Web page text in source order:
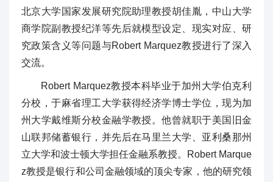
北京大学国家发展研究院助理教授胡佳胤，中山大学
商学院副教授纪洋等先后就模型设定、现实对应、研
究政策含义等问题与Robert Marquez教授进行了深入
交流。
Robert Marquez教授本科毕业于加州大学伯克利
分校，于麻省理工大学获得经济学博士学位，现为加
州大学戴维斯分校金融学教授。他曾就职于美国旧金
山联邦储蓄银行，并先后在马里兰大学、亚利桑那州
立大学和波士顿大学担任金融系教授。Robert Marque
z教授是银行和公司金融领域的顶尖专家，他的研究领